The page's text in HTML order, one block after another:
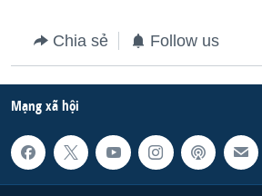
Chia sẻ Follow us
Mạng xã hội